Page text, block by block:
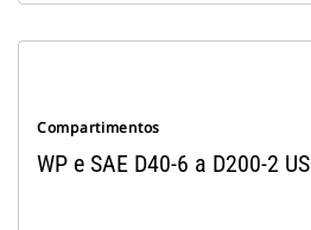
Compartimentos
WP e SAE D40-6 a D200-2 US